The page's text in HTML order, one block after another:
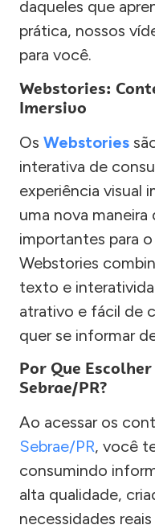
daqueles que
prática, nossos
para você.
Webstories:
Imersivo
Os Webstories
interativa de
experiência visual
uma nova
importantes para
Webstories
texto e
atrativo e fácil de
quer se informar
Por Que
Sebrae/PR?
Ao acessar os
Sebrae/PR, você
consumindo
alta qualidade,
necessidades